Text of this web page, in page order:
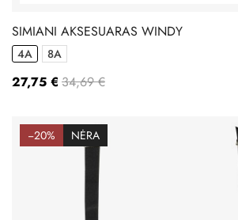
SIMIANI AKSESUARAS WINDY
4A 8A
27,75 € 34,69 €
−20% NĖRA